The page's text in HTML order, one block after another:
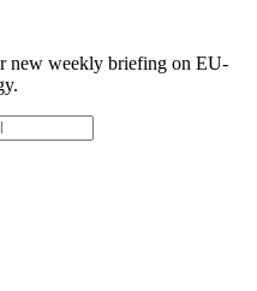
new weekly briefing on EU-